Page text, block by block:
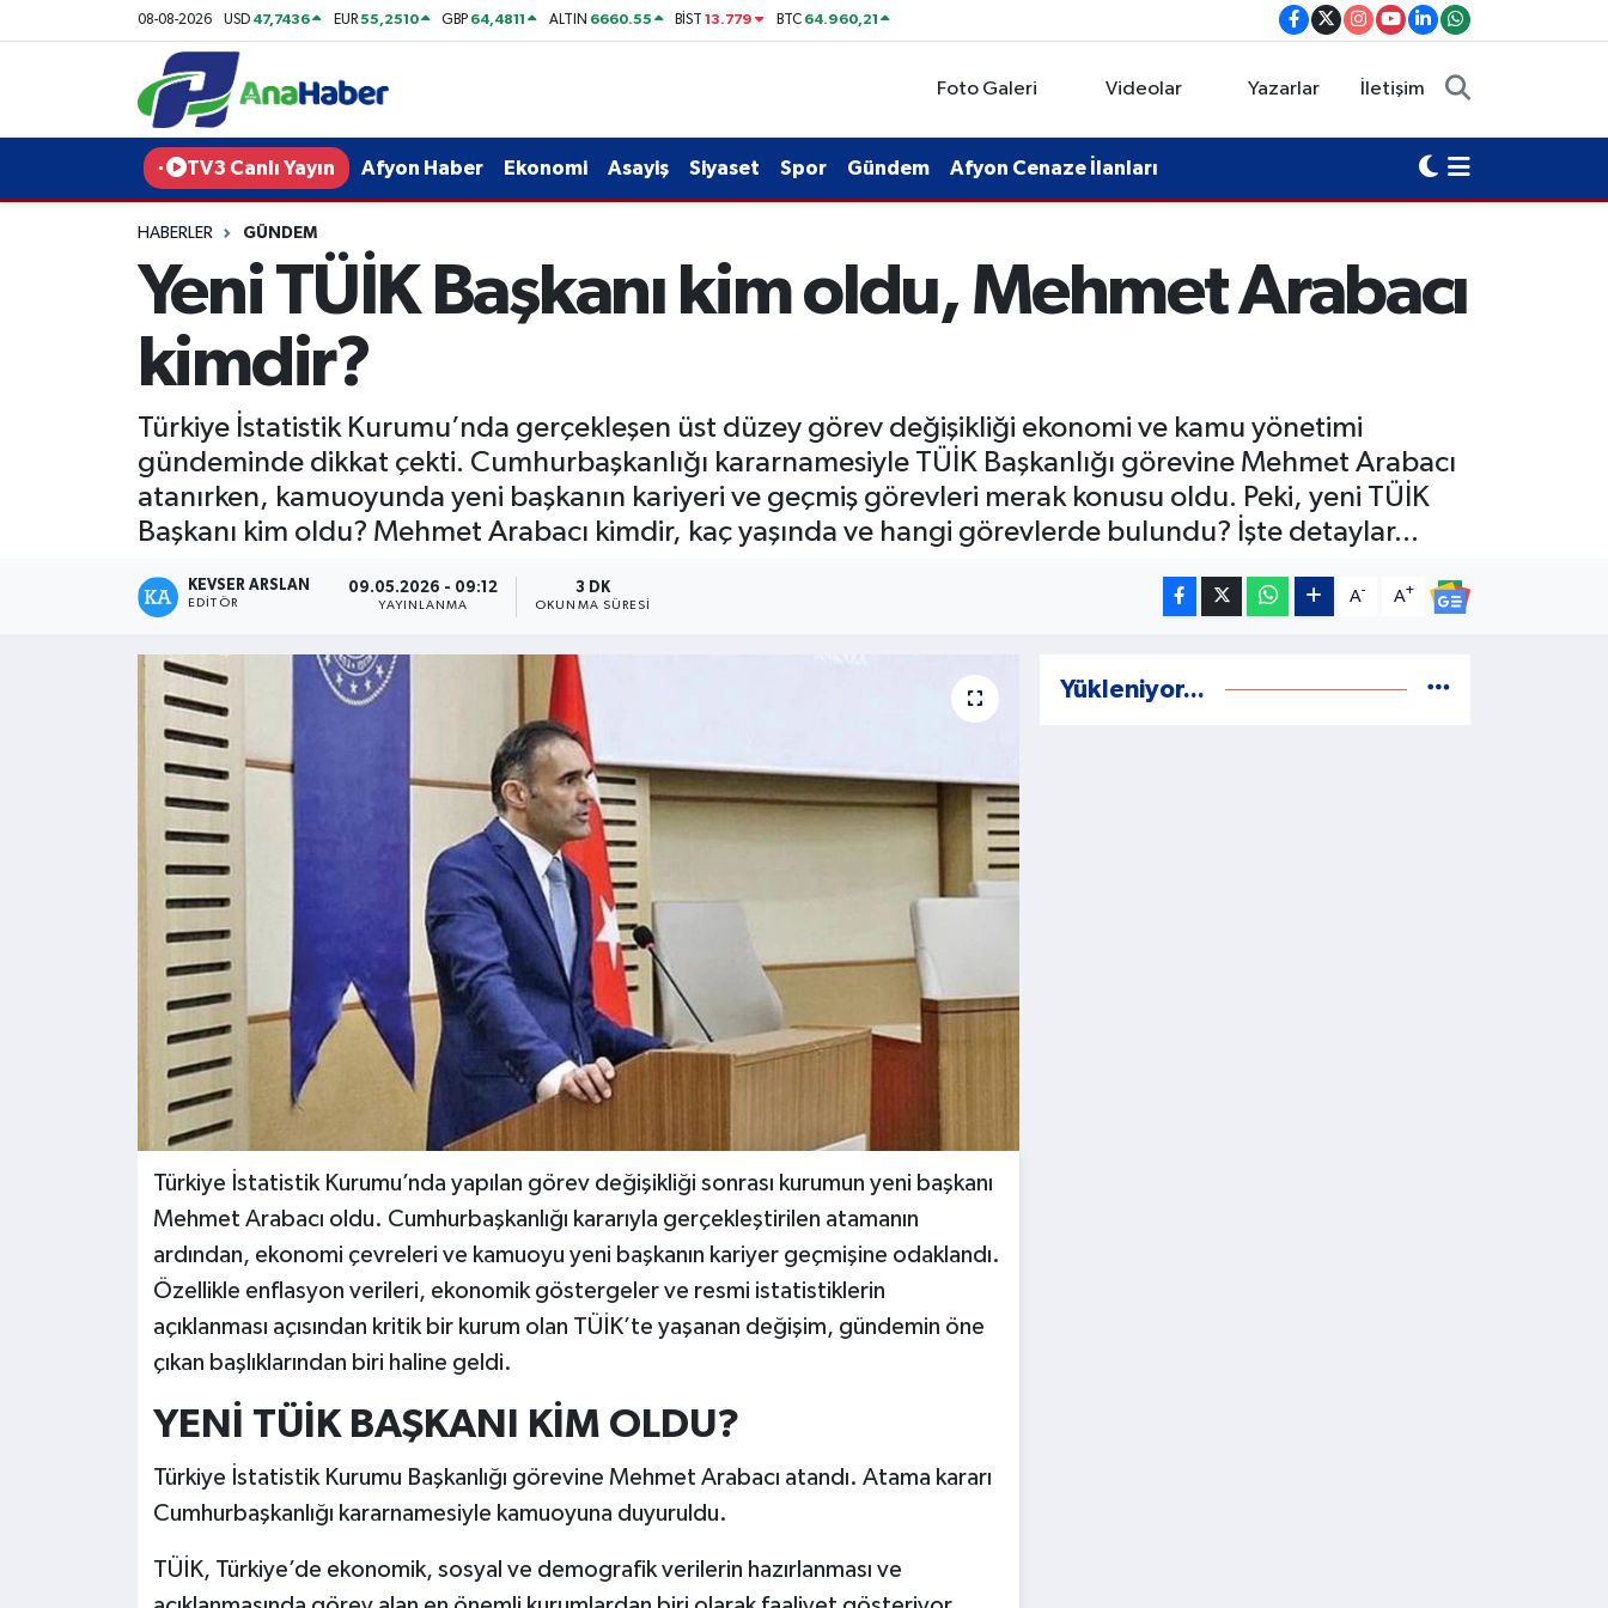
08-08-2026 USD 47,7436 EUR55,2510 GBP 64,4811 ALTIN 6660.55 BİST13.779 BTC 64.960,21
Foto Galeri Videolar Yazarlar İletişim
TV3 Canlı Yayın Afyon Haber Ekonomi Asayiş Siyaset Spor Gündem Afyon Cenaze İlanları
HABERLER GÜNDEM
Yeni TÜİK Başkanı kim oldu, Mehmet Arabacı
kimdir?
Türkiye İstatistik Kurumu’nda gerçekleşen üst düzey görev değişikliği ekonomi ve kamu yönetimi
gündeminde dikkat çekti. Cumhurbaşkanlığı kararnamesiyle TÜİK Başkanlığı görevine Mehmet Arabacı
atanırken, kamuoyunda yeni başkanın kariyeri ve geçmiş görevleri merak konusu oldu. Peki, yeni TÜİK
Başkanı kim oldu? Mehmet Arabacı kimdir, kaç yaşında ve hangi görevlerde bulundu? İşte detaylar...
KEVSER ARSLAN
EDITÖR
09.05.2026 - 09:12
YAYINLANMA
3 DK
OKUNMA SÜRESI
A- A+
Türkiye İstatistik Kurumu’nda yapılan görev değişikliği sonrası kurumun yeni başkanı
Mehmet Arabacı oldu. Cumhurbaşkanlığı kararıyla gerçekleştirilen atamanın
ardından, ekonomi çevreleri ve kamuoyu yeni başkanın kariyer geçmişine odaklandı.
Özellikle enflasyon verileri, ekonomik göstergeler ve resmi istatistiklerin
açıklanması açısından kritik bir kurum olan TÜİK’te yaşanan değişim, gündemin öne
çıkan başlıklarından biri haline geldi.
YENİ TÜİK BAŞKANI KİM OLDU?
Türkiye İstatistik Kurumu Başkanlığı görevine Mehmet Arabacı atandı. Atama kararı
Cumhurbaşkanlığı kararnamesiyle kamuoyuna duyuruldu.
TÜİK, Türkiye’de ekonomik, sosyal ve demografik verilerin hazırlanması ve
Yükleniyor...
Yurt Haber
Afyon Haber
Siyaset
Teknoloji
Kültür - Sanat
Afyonkarahisar Nöbetçi Eczaneler
Afyonkarahisar Hava Durumu
Afyonkarahisar Trafik Yoğunluk Haritası
Süper Lig Puan Durumu ve Fikstür
Son Dakika Haberleri
Haber Arşivi